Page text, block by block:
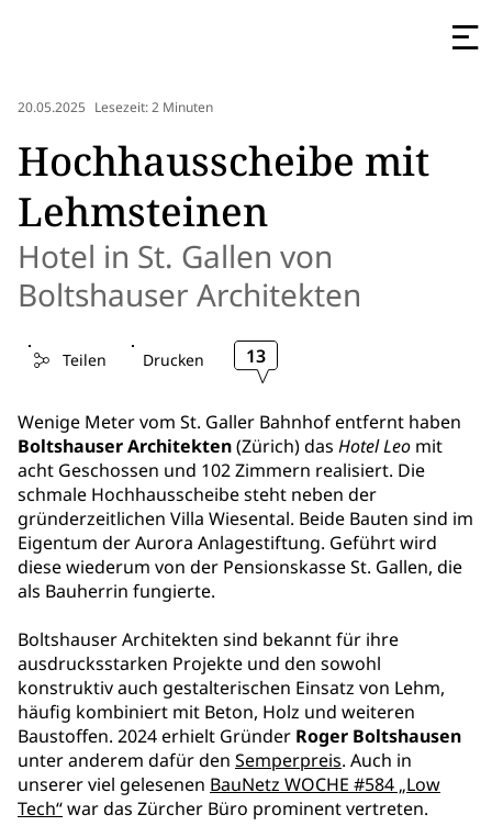
20.05.2025 Lesezeit: 2 Minuten
Hochhausscheibe mit
Lehmsteinen
Hotel in St. Gallen von
Boltshauser Architekten
Teilen Drucken 13
Wenige Meter vom St. Galler Bahnhof entfernt haben
Boltshauser Architekten(Zürich) das Hotel Leo mit
acht Geschossen und 102 Zimmern realisiert. Die
schmale Hochhausscheibe steht neben der
gründerzeitlichen Villa Wiesental. Beide Bauten sind im
Eigentum der Aurora Anlagestiftung. Geführt wird
diese wiederum von der Pensionskasse St. Gallen, die
als Bauherrin fungierte.
Boltshauser Architekten sind bekannt für ihre
ausdrucksstarken Projekte und den sowohl
konstruktiv auch gestalterischen Einsatz von Lehm,
häufig kombiniert mit Beton, Holz und weiteren
Baustoffen. 2024 erhielt Gründer Roger Boltshausen
unter anderem dafür den Semperpreis. Auch in
unserer viel gelesenen BauNetz WOCHE #584 „Low
Tech“war das Zürcher Büro prominent vertreten.